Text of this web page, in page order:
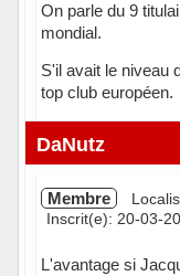
On parle du 9
mondial.
S'il avait le niveau
top club européen.
Hors ligne
DaNutz
Membre
Inscrit(e): 20-03-
L'avantage si